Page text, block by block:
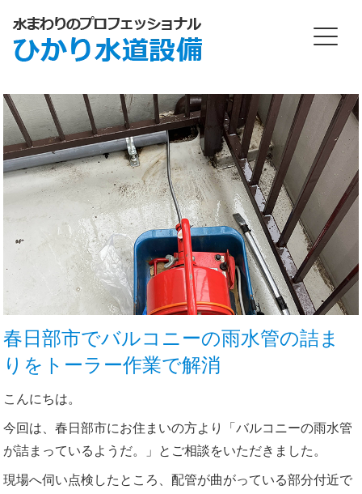
春日部市でバルコニーの雨水管の詰ま
りをトーラー作業で解消
こんにちは。
今回は、春日部市にお住まいの方より「バルコニーの雨水管
が詰まっているようだ。」とご相談をいただきました。
現場へ伺い点検したところ、配管が曲がっている部分付近で